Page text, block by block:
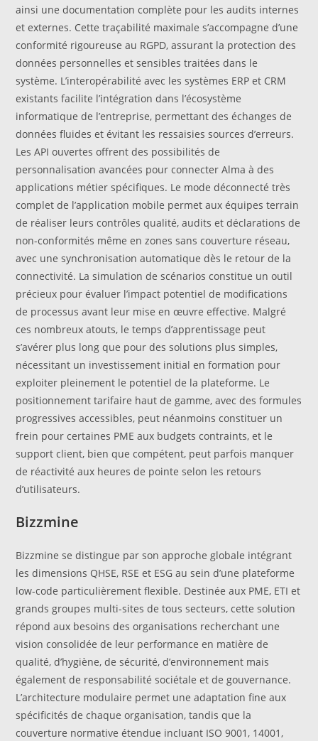
ainsi une documentation complète pour les audits internes
et externes. Cette traçabilité maximale s’accompagne d’une
conformité rigoureuse au RGPD, assurant la protection des
données personnelles et sensibles traitées dans le
système. L’interopérabilité avec les systèmes ERP et CRM
existants facilite l’intégration dans l’écosystème
informatique de l’entreprise, permettant des échanges de
données fluides et évitant les ressaisies sources d’erreurs.
Les API ouvertes offrent des possibilités de
personnalisation avancées pour connecter Alma à des
applications métier spécifiques. Le mode déconnecté très
complet de l’application mobile permet aux équipes terrain
de réaliser leurs contrôles qualité, audits et déclarations de
non-conformités même en zones sans couverture réseau,
avec une synchronisation automatique dès le retour de la
connectivité. La simulation de scénarios constitue un outil
précieux pour évaluer l’impact potentiel de modifications
de processus avant leur mise en œuvre effective. Malgré
ces nombreux atouts, le temps d’apprentissage peut
s’avérer plus long que pour des solutions plus simples,
nécessitant un investissement initial en formation pour
exploiter pleinement le potentiel de la plateforme. Le
positionnement tarifaire haut de gamme, avec des formules
progressives accessibles, peut néanmoins constituer un
frein pour certaines PME aux budgets contraints, et le
support client, bien que compétent, peut parfois manquer
de réactivité aux heures de pointe selon les retours
d’utilisateurs.
Bizzmine
Bizzmine se distingue par son approche globale intégrant
les dimensions QHSE, RSE et ESG au sein d’une plateforme
low-code particulièrement flexible. Destinée aux PME, ETI et
grands groupes multi-sites de tous secteurs, cette solution
répond aux besoins des organisations recherchant une
vision consolidée de leur performance en matière de
qualité, d’hygiène, de sécurité, d’environnement mais
également de responsabilité sociétale et de gouvernance.
L’architecture modulaire permet une adaptation fine aux
spécificités de chaque organisation, tandis que la
couverture normative étendue incluant ISO 9001, 14001,